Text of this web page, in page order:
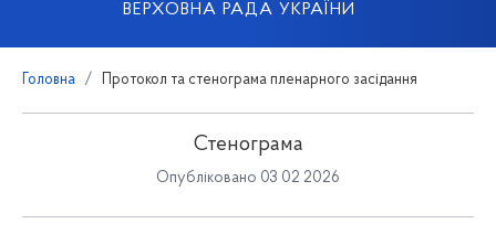
ВЕРХОВНА РАДА УКРАЇНИ
Головна Протокол та стенограма пленарного засідання
Стенограма
Опубліковано 03 02 2026